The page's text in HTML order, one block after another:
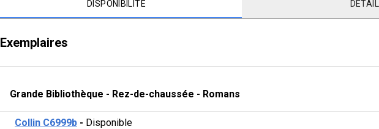
DISPONIBILITÉ
Exemplaires
Grande Bibliothèque - Rez-de-chaussée - Romans
Collin C6999b - Disponible